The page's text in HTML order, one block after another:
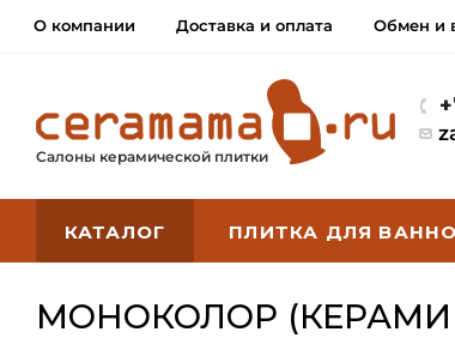
О компании Доставка и оплата Обмен и
Салоны керамической плитки
КАТАЛОГ ПЛИТКА ДЛЯ
МОНОКОЛОР